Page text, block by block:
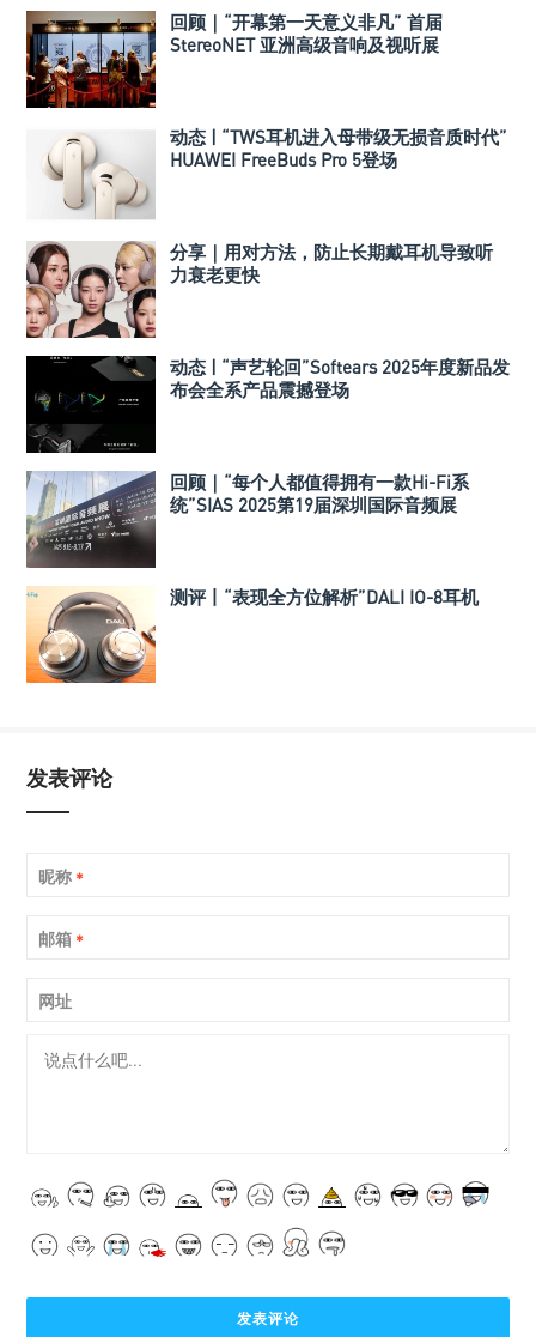
回顾｜“开幕第一天意义非凡” 首届
StereoNET 亚洲高级音响及视听展
动态 | “TWS耳机进入母带级无损音质时代”
HUAWEI FreeBuds Pro 5登场
分享｜用对方法，防止长期戴耳机导致听
力衰老更快
动态 | “声艺轮回”Softears 2025年度新品发
布会全系产品震撼登场
回顾｜“每个人都值得拥有一款Hi-Fi系
统”SIAS 2025第19届深圳国际音频展
测评丨“表现全方位解析”DALI IO-8耳机
发表评论
昵称 *
邮箱 *
网址